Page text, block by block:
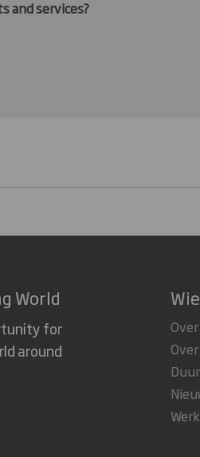
and services?
World
for
around